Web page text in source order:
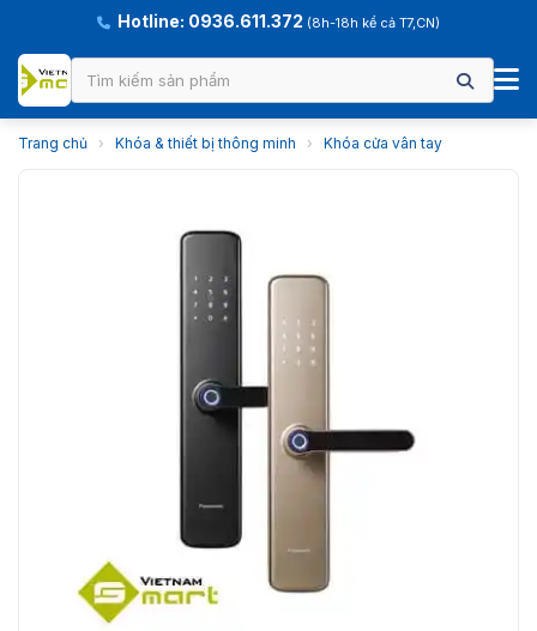
Hotline: 0936.611.372 (8h-18h kể cả T7,CN)
Trang chủ › Khóa & thiết bị thông minh › Khóa cửa vân tay